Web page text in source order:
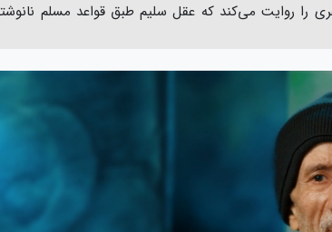
را روایت می‌کند که عقل سلیم طبق قواعد مسلم